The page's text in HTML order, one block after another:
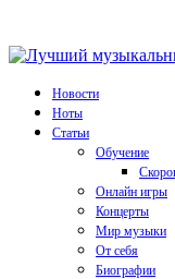
Новости
Ноты
Статьи
Обучение
Онлайн игры
Концерты
Мир музыки
От себя
Биографии